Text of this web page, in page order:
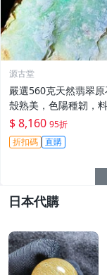
源古堂
嚴選560克天然翡翠
殼熟美，色陽種韌，
整，打燈更顯珍稀，空
適合打造手鐲或掛件，
藏選擇。 翡翠 翡翠原
$ 8,160 95折
折扣碼 直購
日本代購